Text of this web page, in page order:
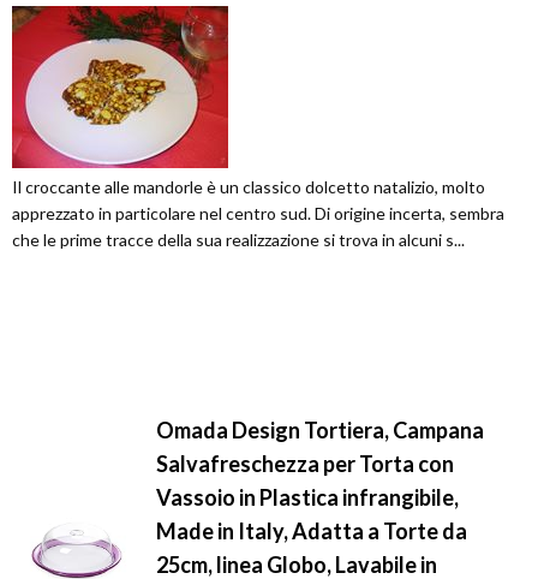
Il croccante alle mandorle è un classico dolcetto natalizio, molto
apprezzato in particolare nel centro sud. Di origine incerta, sembra
che le prime tracce della sua realizzazione si trova in alcuni s...
Omada Design Tortiera, Campana
Salvafreschezza per Torta con
Vassoio in Plastica infrangibile,
Made in Italy, Adatta a Torte da
25cm, linea Globo, Lavabile in